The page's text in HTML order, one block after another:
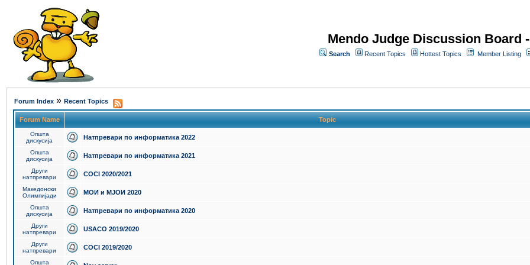
Mendo Judge Discussion Board
Search Recent Topics Hottest Topics Member Listing
Forum Index » Recent Topics
Forum Name Topic
Општа
дискусија
Натпревари по информатика 2022
Општа
дискусија
Натпревари по информатика 2021
Други
натпревари
COCI 2020/2021
Македонски
Олимпијади
МОИ и МЈОИ 2020
Општа
дискусија
Натпревари по информатика 2020
Други
натпревари
USACO 2019/2020
Други
натпревари
COCI 2019/2020
Општа